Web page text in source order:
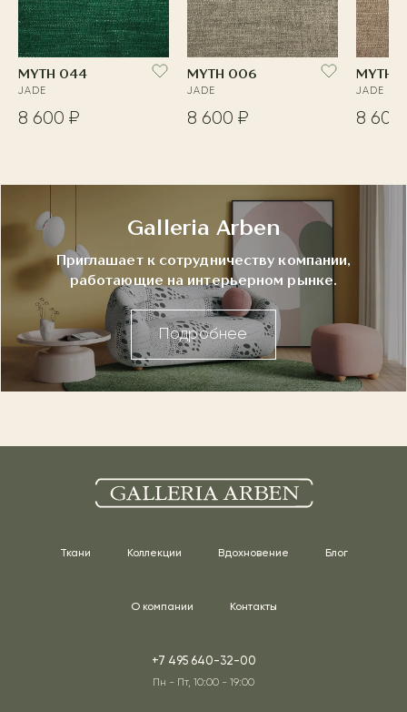
MYTH 044
JADE
8 600 ₽
MYTH 006
JADE
8 600 ₽
MYTH
JADE
8 600
Galleria Arben
Приглашает к сотрудничеству компании,
работающие на интерьерном рынке.
Подробнее
Ткани Коллекции Вдохновение Блог
О компании Контакты
+7 495 640-32-00
Пн - Пт, 10:00 - 19:00